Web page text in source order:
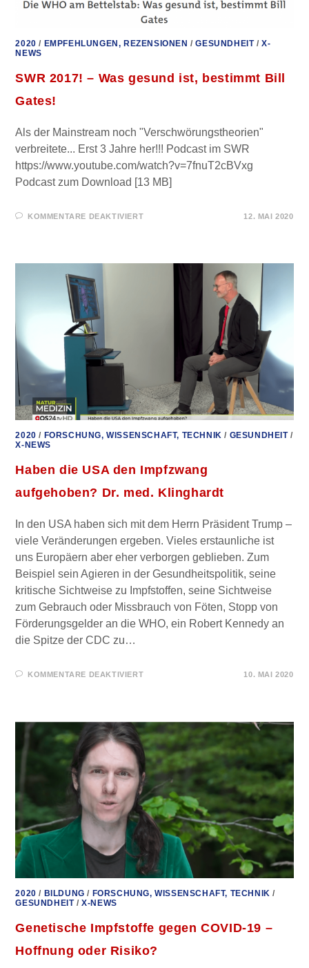
2020 / EMPFEHLUNGEN, REZENSIONEN /GESUNDHEIT/X-
NEWS
SWR 2017! – Was gesund ist, bestimmt Bill
Gates!
Als der Mainstream noch "Verschwörungstheorien"
verbreitete... Erst 3 Jahre her!!! Podcast im SWR
https://www.youtube.com/watch?v=7fnuT2cBVxg
Podcast zum Download [13 MB]
KOMMENTARE DEAKTIVIERTFÜR
12. MAI 2020
2020 / FORSCHUNG, WISSENSCHAFT, TECHNIK / GESUNDHEIT/
X-NEWS
Haben die USA den Impfzwang
aufgehoben? Dr. med. Klinghardt
In den USA haben sich mit dem Herrn Präsident Trump –
viele Veränderungen ergeben. Vieles erstaunliche ist
uns Europäern aber eher verborgen geblieben. Zum
Beispiel sein Agieren in der Gesundheitspolitik, seine
kritische Sichtweise zu Impfstoffen, seine Sichtweise
zum Gebrauch oder Missbrauch von Föten, Stopp von
Förderungsgelder an die WHO, ein Robert Kennedy an
die Spitze der CDC zu…
KOMMENTARE DEAKTIVIERTFÜR
AUFGEHOBEN?
DR.
MED.
KLINGHARDT
10. MAI 2020
2020 / BILDUNG / FORSCHUNG, WISSENSCHAFT, TECHNIK /
GESUNDHEIT/X-NEWS
Genetische Impfstoffe gegen COVID-19 –
Hoffnung oder Risiko?